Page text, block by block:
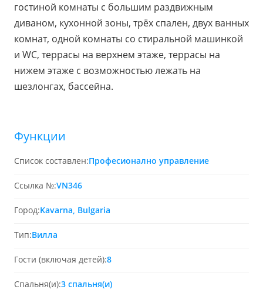
гостиной комнаты с большим раздвижным
диваном, кухонной зоны, трёх спален, двух ванных
комнат, одной комнаты со стиральной машинкой
и WC, террасы на верхнем этаже, террасы на
нижем этаже с возможностью лежать на
шезлонгах, бассейна.
Функции
Список составлен:Професионално управление
Ссылка №:VN346
Город:Kavarna, Bulgaria
Тип:Вилла
Гости (включая детей):8
Спальня(и):3 спальня(и)